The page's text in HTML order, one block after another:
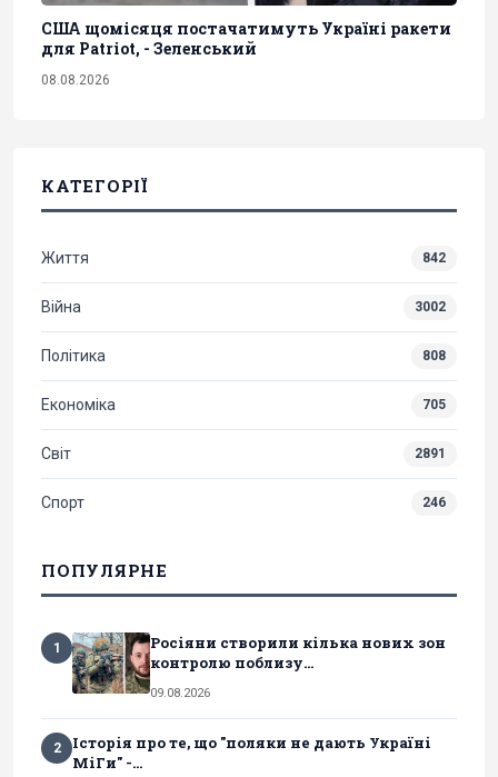
США щомісяця постачатимуть Україні ракети
для Patriot, - Зеленський
08.08.2026
КАТЕГОРІЇ
Життя 842
Війна 3002
Політика 808
Економіка 705
Світ 2891
Спорт 246
ПОПУЛЯРНЕ
1
Росіяни створили кілька нових зон
контролю поблизу...
09.08.2026
2
Історія про те, що "поляки не дають Україні
МіГи" -...